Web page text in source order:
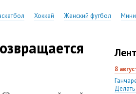
Хоккей Женский футбол
8